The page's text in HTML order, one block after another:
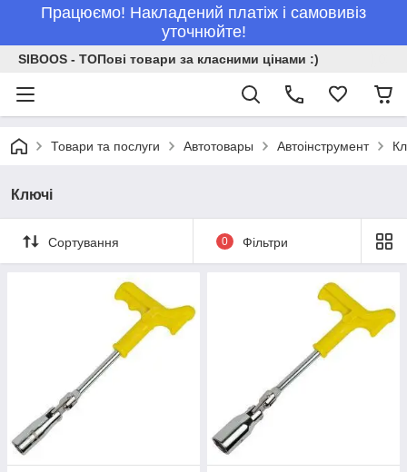
Працюємо! Накладений платіж і самовивіз
уточнюйте!
SIBOOS - ТОПові товари за класними цінами :)
Товари та послуги Автотовары Автоінструмент
Ключі
Сортування 0 Фільтри